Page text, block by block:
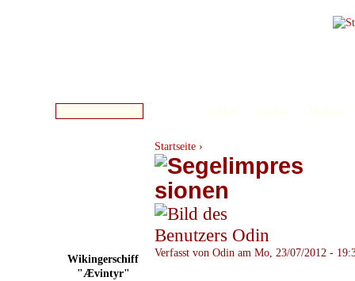
Startseite ›
Verfasst von Odin am Mo, 23/07/2012 -
Wikingerschiff
"Ævintyr"